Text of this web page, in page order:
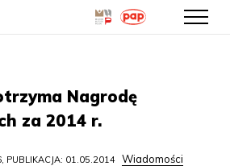
treściNagrodę
za 2014 r.
PUBLIKACJA: 01.05.2014 Wiadomości